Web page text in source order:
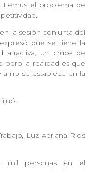
Lemus el problema de
la sesión conjunta del
que se tiene la
atractiva, un cruce de
pero la realidad es que
no se establece en la
Luz Adriana Ríos
mil personas en el